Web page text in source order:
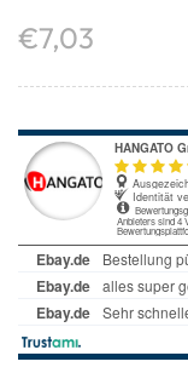
€7,03